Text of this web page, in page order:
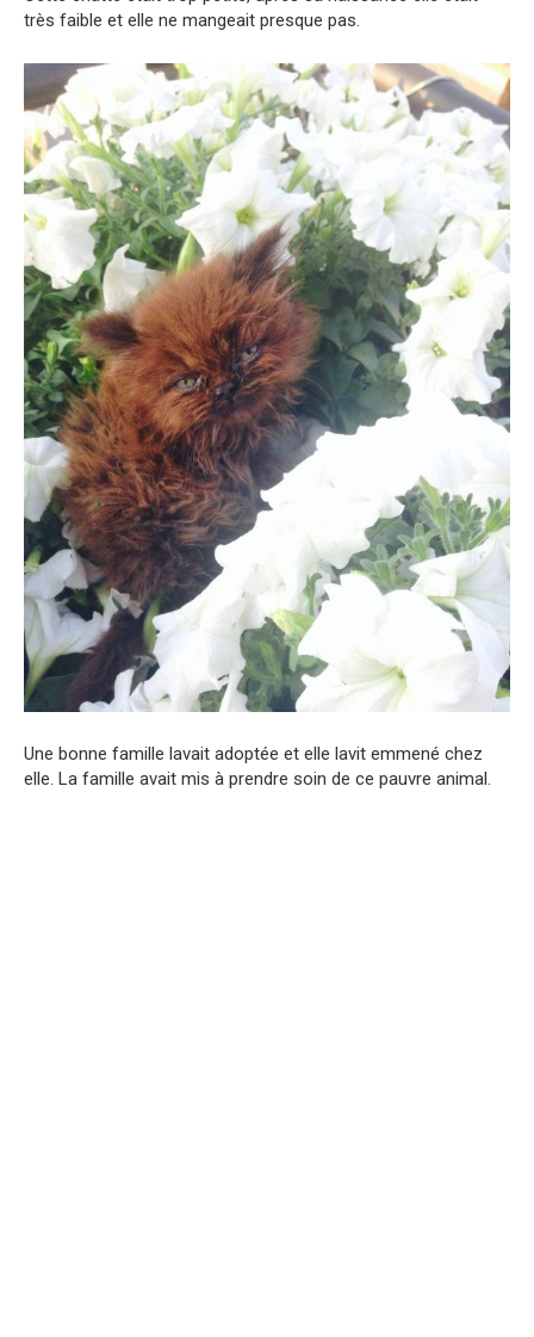
très faible et elle ne mangeait presque pas.
Une bonne famille lavait adoptée et elle lavit emmené chez
elle. La famille avait mis à prendre soin de ce pauvre animal.